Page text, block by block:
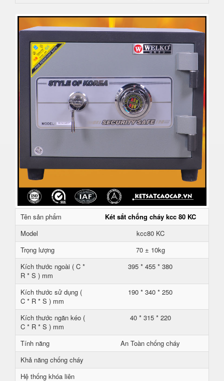
Tên sản phẩm
Két sắt chống cháy kcc 80 KC
Model
kcc80 KC
Trọng lượng
70 ± 10kg
Kích thước ngoài ( C *
R * S ) mm
395 * 455 * 380
Kích thước sử dụng (
C * R * S ) mm
190 * 340 * 250
Kích thước ngăn kéo (
C * R * S ) mm
40 * 315 * 220
Tính năng
An Toàn chống cháy
Khả năng chống cháy
Hệ thống khóa liên